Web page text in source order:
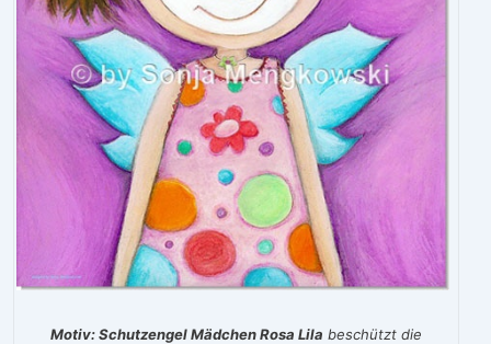
Motiv: Schutzengel Mädchen Rosa Lila beschützt die